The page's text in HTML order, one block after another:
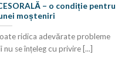
– o condiție pentru
moșteniri
ridica adevărate probleme
se înțeleg cu privire [...]